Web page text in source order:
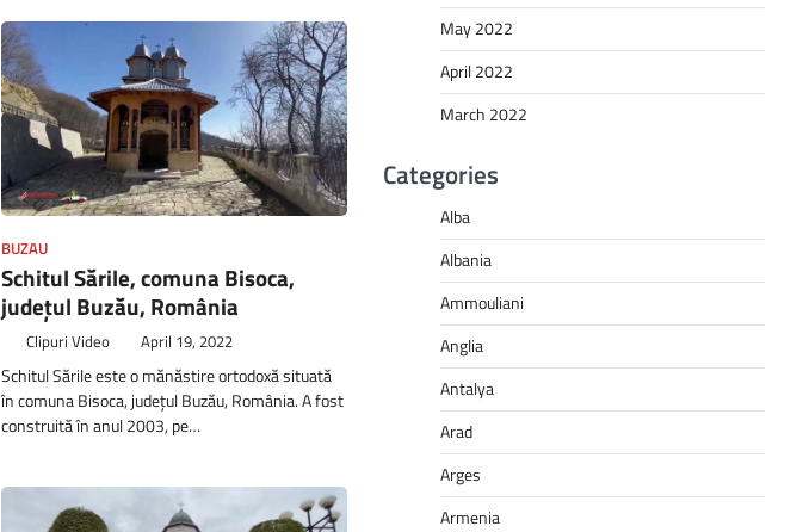
BUZAU
Schitul Sările, comuna Bisoca,
județul Buzău, România
Clipuri Video April 19, 2022
Schitul Sările este o mănăstire ortodoxă situată
în comuna Bisoca, județul Buzău, România. A fost
construită în anul 2003, pe…
May 2022
April 2022
March 2022
Categories
Alba
Albania
Ammouliani
Anglia
Antalya
Arad
Arges
Armenia